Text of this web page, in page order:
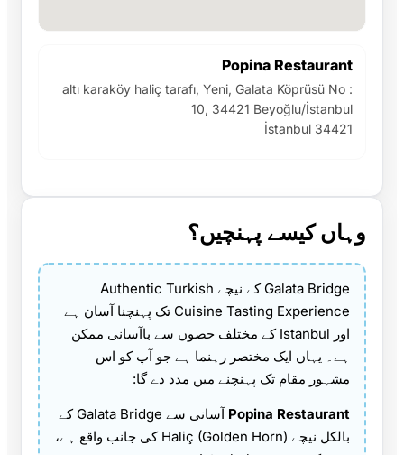
Popina Restaurant
altı karaköy haliç tarafı, Yeni, Galata Köprüsü No :
10, 34421 Beyoğlu/İstanbul
İstanbul 34421
وہاں کیسے پہنچیں؟
Galata Bridge کے نیچے Authentic Turkish
Cuisine Tasting Experience تک پہنچنا آسان ہے
اور Istanbul کے مختلف حصوں سے باآسانی ممکن
ہے۔ یہاں ایک مختصر رہنما ہے جو آپ کو اس
مشہور مقام تک پہنچنے میں مدد دے گا:
Popina Restaurant
آسانی سے Galata Bridge کے
بالکل نیچے Haliç (Golden Horn) کی جانب واقع ہے،